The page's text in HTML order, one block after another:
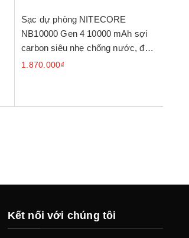
Sạc dự phòng NITECORE
NB10000 Gen 4 10000 mAh sợi
carbon siêu nhẹ chống nước, đèn
sạc RGB
1.870.000₫
Kết nối với chúng tôi